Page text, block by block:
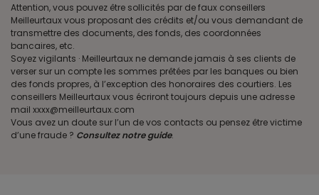
Attention, vous pouvez être sollicités par de faux conseillers
Meilleurtaux vous proposant des crédits et/ou vous demandant de
transmettre des documents, des fonds, des coordonnées
bancaires, etc.
Soyez vigilants · Meilleurtaux ne demande jamais à ses clients de
verser sur un compte les sommes prêtées par les banques ou bien
des fonds propres, à l’exception des honoraires des courtiers. Les
conseillers Meilleurtaux vous écriront toujours depuis une adresse
mail xxxx@meilleurtaux.com
Vous avez un doute sur l’un de vos contacts ou pensez être victime
d’une fraude ? Consultez notre guide.